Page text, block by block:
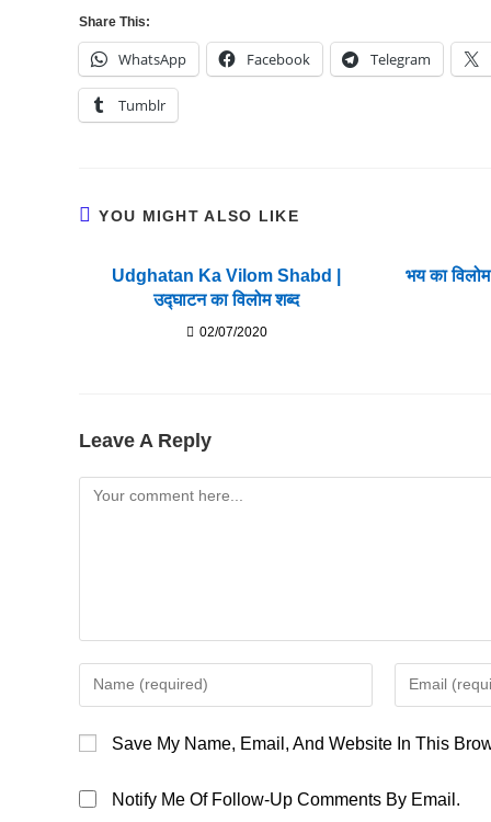
Share This:
WhatsApp Facebook Telegram
Tumblr
YOU MIGHT ALSO LIKE
Udghatan Ka Vilom Shabd |
उद्घाटन का विलोम शब्द
02/07/2020
भय का
Leave A Reply
Comment
Enter
Your
Or
To
Enter
Your
Comment
Save My Name, Email, And Website In This
Notify Me Of Follow-Up Comments By Email.